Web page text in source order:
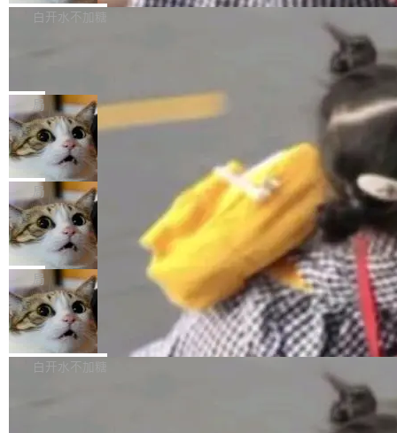
P9 patch03及以上版本。 *升级路径：设置 > 搜
很多中国音视频开发者而言，这个名字并不陌
“启蒙老师”。 而今年，恰好是雷霄骅离世十周
年。FFmpeg 社区最终选择用一个大版本的名
字，留下了这份纪念。 雷霄骅曾是中国传媒大学
数字电视技术方向的博士生，长期从事视频、音
频技...
导致公司在多个项目上超支。《金融时报》报道
编写程序，目标是完成电商平台作者信息与商品
列表的数据匹配 —— 一项常规的数据处理任
务，最终却产生了 180 万美元的账单，实际支出
超出原定预算 860%。 更令人意外的是，该项目
最终并未成功落地，而高额算力消耗持续运行长
达 5 个月，公司直到财务对账时才察觉异常。这
意味着一个无人看管的 AI 程序，在近半年时间
里日夜不停地"烧钱"。 复盘显示，...
白开水不加糖
e CEO Clément Delangue 在 CNBC 的采访里
没有拐弯抹角。他说中国正在赢得 AI 竞赛，而
且按目前的速度，中国 AI 工具预计在今年底或
2027 年就能追上美国前沿实验室的水平。 Dela
ngue 把原因归结为一件事：开放协作。中国的
AI 开发者在一个共享和协作的生态里加速迭代，
而美国模型厂商在"闭门造车"。他的原话是 "buil
ding in silos"——各自为战，互不通气。 这个判
断从他嘴里说出来分量不同。Hugging Face 是
全球最大的开源 AI 平台，上面跑着上百万个模
型。谁在开源赛道上领先，...
局
当 AI agent 把源码变成了最好的扩展系
统，开发者工具必须开源
五年前，David Crawshaw 问过很多软件工程师
一个问题：你写过什么给自己用的程序？答案几
乎都是没有。工程师们整天用别人写的程序写程
序给别人用。偶尔有人自己写个博客系统、智能
家居控制、家庭实验室，都算稀奇事。 Crawsh
aw 是 Shelley 的作者，一个开源 AI coding age
nt。他最近在博客上写了一篇文章，核心论点很
简单：开发者工具必须开源。 理由不是传统的自
由软件情怀，而是一个跟 AI agent 直接相关的
技术判断。 两行 prompt 就能个性化任何软件 C
局
DeepSeek Harness 宣布内测邀请，全
网最大规模开源 Agent 路演现场诞生
一条内测招募帖，发出去的时候大概没人想到它
会变成一场开源 Agent 生态的路演。 8月1日，
DeepSeek Harness 团队负责人崔添翼（tiany
i）在 X 上发帖： 「如果你是 Agent Harness 相
关开源项目的开发者，希望参加 DeepSeek Har
ness 的内测，可以回复或私信联系我。请附上
局
商汤 SenseNova U1.5-Lite-Preview
开源
商汤科技宣布面向社区开源轻量级统一多模态模
型的预览版本 SenseNova U1.5-Lite-Preview。
白开水不加糖